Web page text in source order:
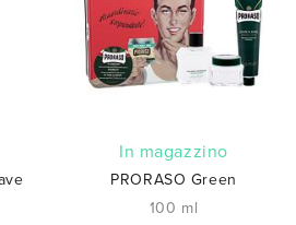
In magazzino
PRORASO Green
100 ml